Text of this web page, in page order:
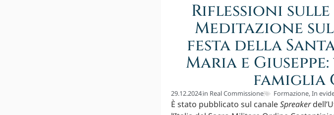
Riflessioni
Meditazione
festa della
Maria e
famiglia
29.12.2024in Real Commissione Formazione,In
È stato pubblicato sul canaleSpreaker